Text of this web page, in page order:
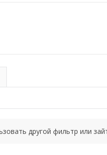
другой фильтр или